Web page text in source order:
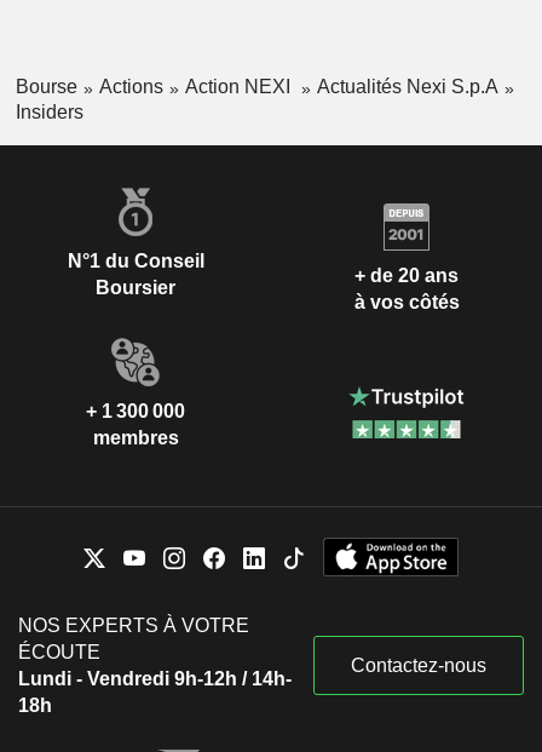
Bourse Actions Action NEXI
Actualités Nexi S.p.A
Insiders
N°1 du Conseil
Boursier
+ de 20 ans
à vos côtés
+ 1 300 000
membres
NOS EXPERTS À VOTRE
ÉCOUTE
Lundi - Vendredi 9h-12h / 14h-
18h
Contactez-nous